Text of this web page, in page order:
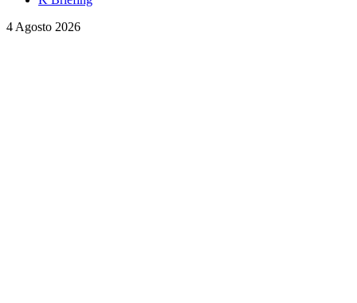
4 Agosto 2026